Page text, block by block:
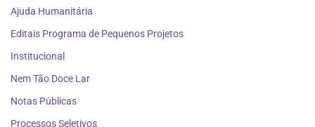
Ajuda Humanitária
Editais Programa de Pequenos Projetos
Institucional
Nem Tão Doce Lar
Notas Públicas
Processos Seletivos